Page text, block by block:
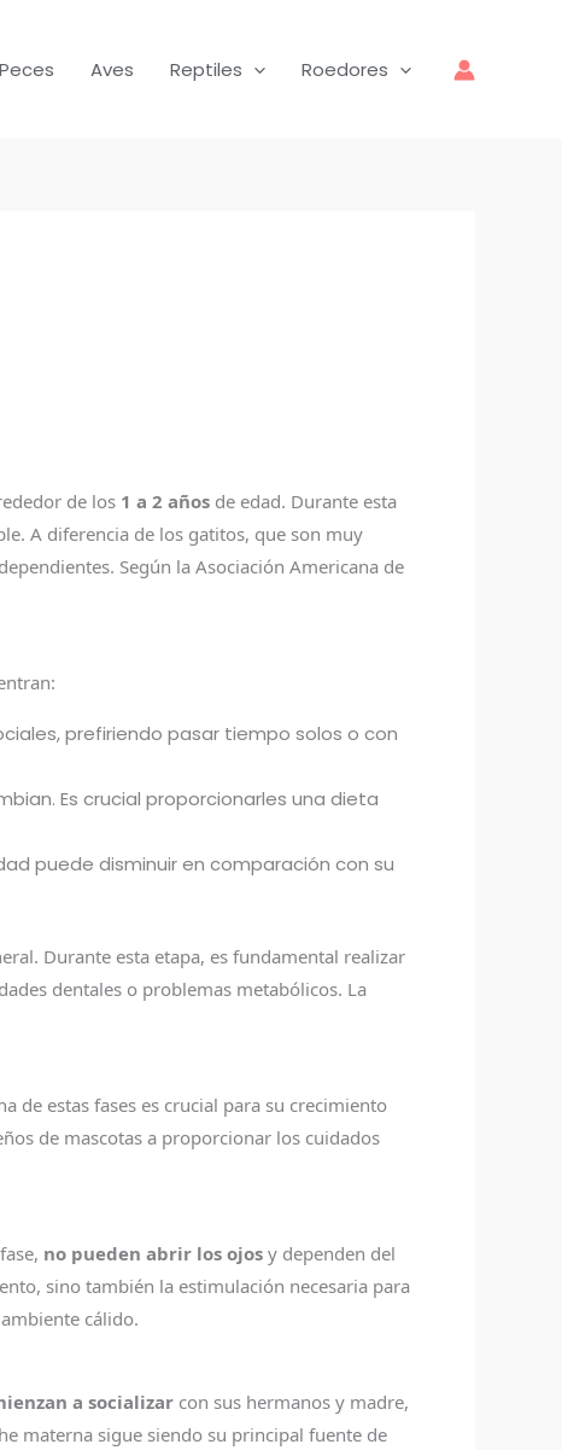
Peces Aves Reptiles Roedores
de los 1 a 2 años de edad. Durante esta
A diferencia de los gatitos, que son muy
Según la Asociación Americana de
prefiriendo pasar tiempo solos o con
Es crucial proporcionarles una dieta
puede disminuir en comparación con su
Durante esta etapa, es fundamental realizar
dentales o problemas metabólicos. La
de estas fases es crucial para su crecimiento
de mascotas a proporcionar los cuidados
no pueden abrir los ojos y dependen del
sino también la estimulación necesaria para
cálido.
a socializar con sus hermanos y madre,
materna sigue siendo su principal fuente de